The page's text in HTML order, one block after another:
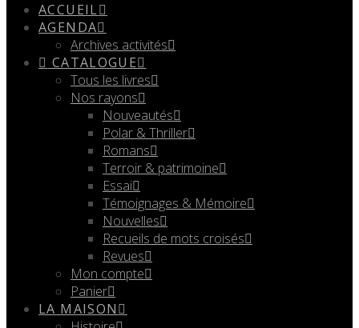
ACCUEIL
AGENDA
Archives activités
CATALOGUE
Tous les livres
Nos rayons
Nouveautés
Polar & Thriller
Romans
Terroir & patrimoine
Essai
Témoignages & Mémoire
Nouvelles
Recueils de mots croisés
Revues
Mon compte
Panier
LA MAISON